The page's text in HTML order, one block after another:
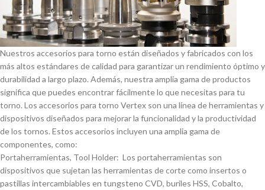
Nuestros accesorios para torno están diseñados y fabricados con los
más altos estándares de calidad para garantizar un rendimiento óptimo y
durabilidad a largo plazo. Además, nuestra amplia gama de productos
significa que puedes encontrar fácilmente lo que necesitas para tu
torno. Los accesorios para torno Vertex son una lí­nea de herramientas y
dispositivos diseñados para mejorar la funcionalidad y la productividad
de los tornos. Estos accesorios incluyen una amplia gama de
componentes, como:
Portaherramientas, Tool Holder: Los portaherramientas son
dispositivos que sujetan las herramientas de corte como insertos o
pastillas intercambiables en tungsteno CVD, buriles HSS, Cobalto,